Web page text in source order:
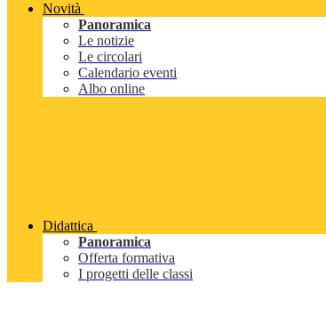
Novità
Panoramica
Le notizie
Le circolari
Calendario eventi
Albo online
Didattica
Panoramica
Offerta formativa
I progetti delle classi